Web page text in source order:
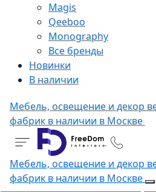
Magis
Qeeboo
Monography
Все бренды
Новинки
В наличии
Мебель, освещение и декор
фабрик в наличии в Москве
Мебель, освещение и декор
фабрик в наличии в Москве